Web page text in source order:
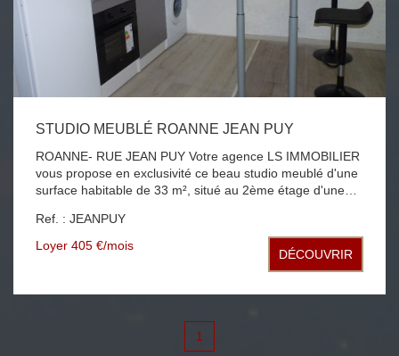
STUDIO MEUBLÉ ROANNE JEAN PUY
ROANNE- RUE JEAN PUY Votre agence LS IMMOBILIER
vous propose en exclusivité ce beau studio meublé d'une
surface habitable de 33 m², situé au 2ème étage d'une
placards, une cuisine équipée (plaques de cuisson, four,
frigo et machine à laver) ouverte sur la pièce de vie
90€ de provisions/charges comprenant l'eau, le chauffage
et l'entretien des parties communes.
Ref. : JEANPUY
Loyer 405 €/mois
DÉCOUVRIR
1